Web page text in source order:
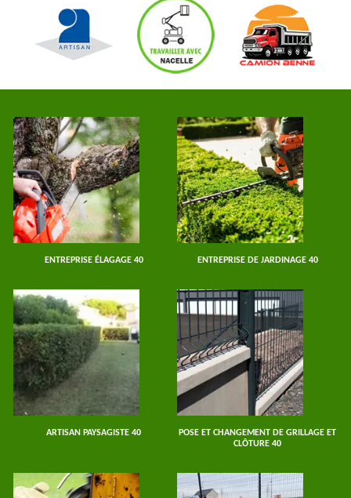
ENTREPRISE ÉLAGAGE 40 ENTREPRISE DE JARDINAGE 40
ARTISAN PAYSAGISTE 40
POSE ET CHANGEMENT DE GRILLAGE ET
CLÔTURE 40